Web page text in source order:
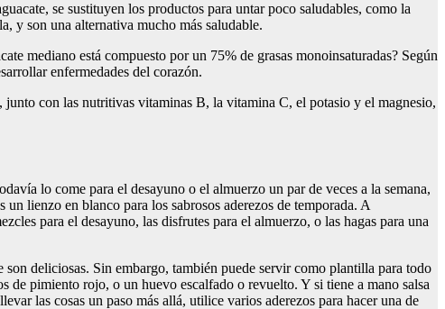
se sustituyen los productos para untar poco saludables, como la
y son una alternativa mucho más saludable.
mediano está compuesto por un 75% de grasas monoinsaturadas? Según
enfermedades del corazón.
con las nutritivas vitaminas B, la vitamina C, el potasio y el magnesio,
lo come para el desayuno o el almuerzo un par de veces a la semana,
lienzo en blanco para los sabrosos aderezos de temporada. A
para el desayuno, las disfrutes para el almuerzo, o las hagas para una
son deliciosas. Sin embargo, también puede servir como plantilla para todo
de pimiento rojo, o un huevo escalfado o revuelto. Y si tiene a mano salsa
las cosas un paso más allá, utilice varios aderezos para hacer una de